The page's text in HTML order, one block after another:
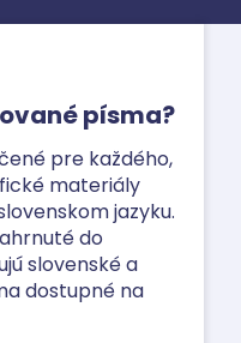
písma?
pre každého,
materiály
jazyku.
do
slovenské a
dostupné na